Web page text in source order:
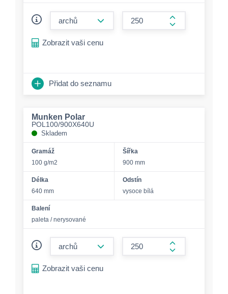
form.increase-
Zobrazit vaši cenu
Přidat do seznamu
Munken Polar
POL100/900X640U
Skladem
Gramáž
100 g/m2
Šířka
900 mm
Délka
640 mm
Odstín
vysoce bílá
Balení
paleta / nerysované
form.increase-
Zobrazit vaši cenu